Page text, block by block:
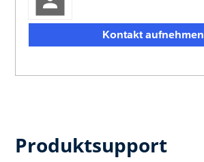
Kontakt aufnehmen
Produktsupport